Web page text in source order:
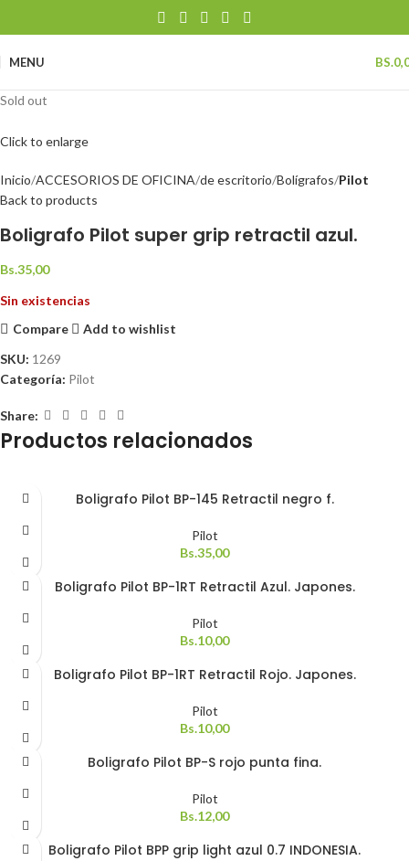
MENU BS.
Sold out
Click to enlarge
Inicio ACCESORIOS DE OFICINA de escritorio Bolígrafos Pilot
Back to products
Boligrafo Pilot super grip retractil azul.
Bs.35,00
Sin existencias
Compare
Add to wishlist
SKU: 1269
Categoría: Pilot
Share:
Productos relacionados
Boligrafo Pilot BP-145 Retractil negro f.
Pilot
Bs.35,00
Boligrafo Pilot BP-1RT Retractil Azul. Japones.
Pilot
Bs.10,00
Boligrafo Pilot BP-1RT Retractil Rojo. Japones.
Pilot
Bs.10,00
Boligrafo Pilot BP-S rojo punta fina.
Pilot
Bs.12,00
Boligrafo Pilot BPP grip light azul 0.7 INDONESIA.